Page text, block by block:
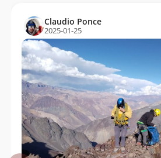
Claudio Ponce
2025-01-25